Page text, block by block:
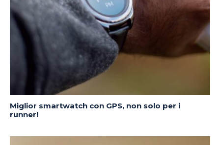
Miglior smartwatch con GPS, non solo per i
runner!